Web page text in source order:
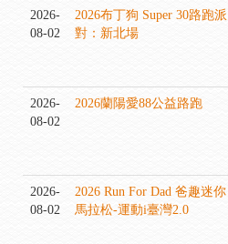
2026-
08-02
2026布丁狗 Super 30路跑派
對：新北場
2026-
08-02
2026蘭陽愛88公益路跑
2026-
08-02
2026 Run For Dad 爸趣迷你
馬拉松-運動i臺灣2.0